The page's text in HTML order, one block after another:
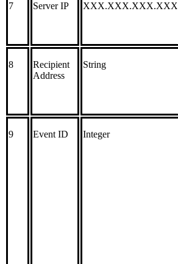
7 Server IP XXX.XXX.XXX.XXX
8
Recipient
Address
String
9 Event ID Integer